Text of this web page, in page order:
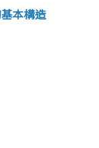
本構造